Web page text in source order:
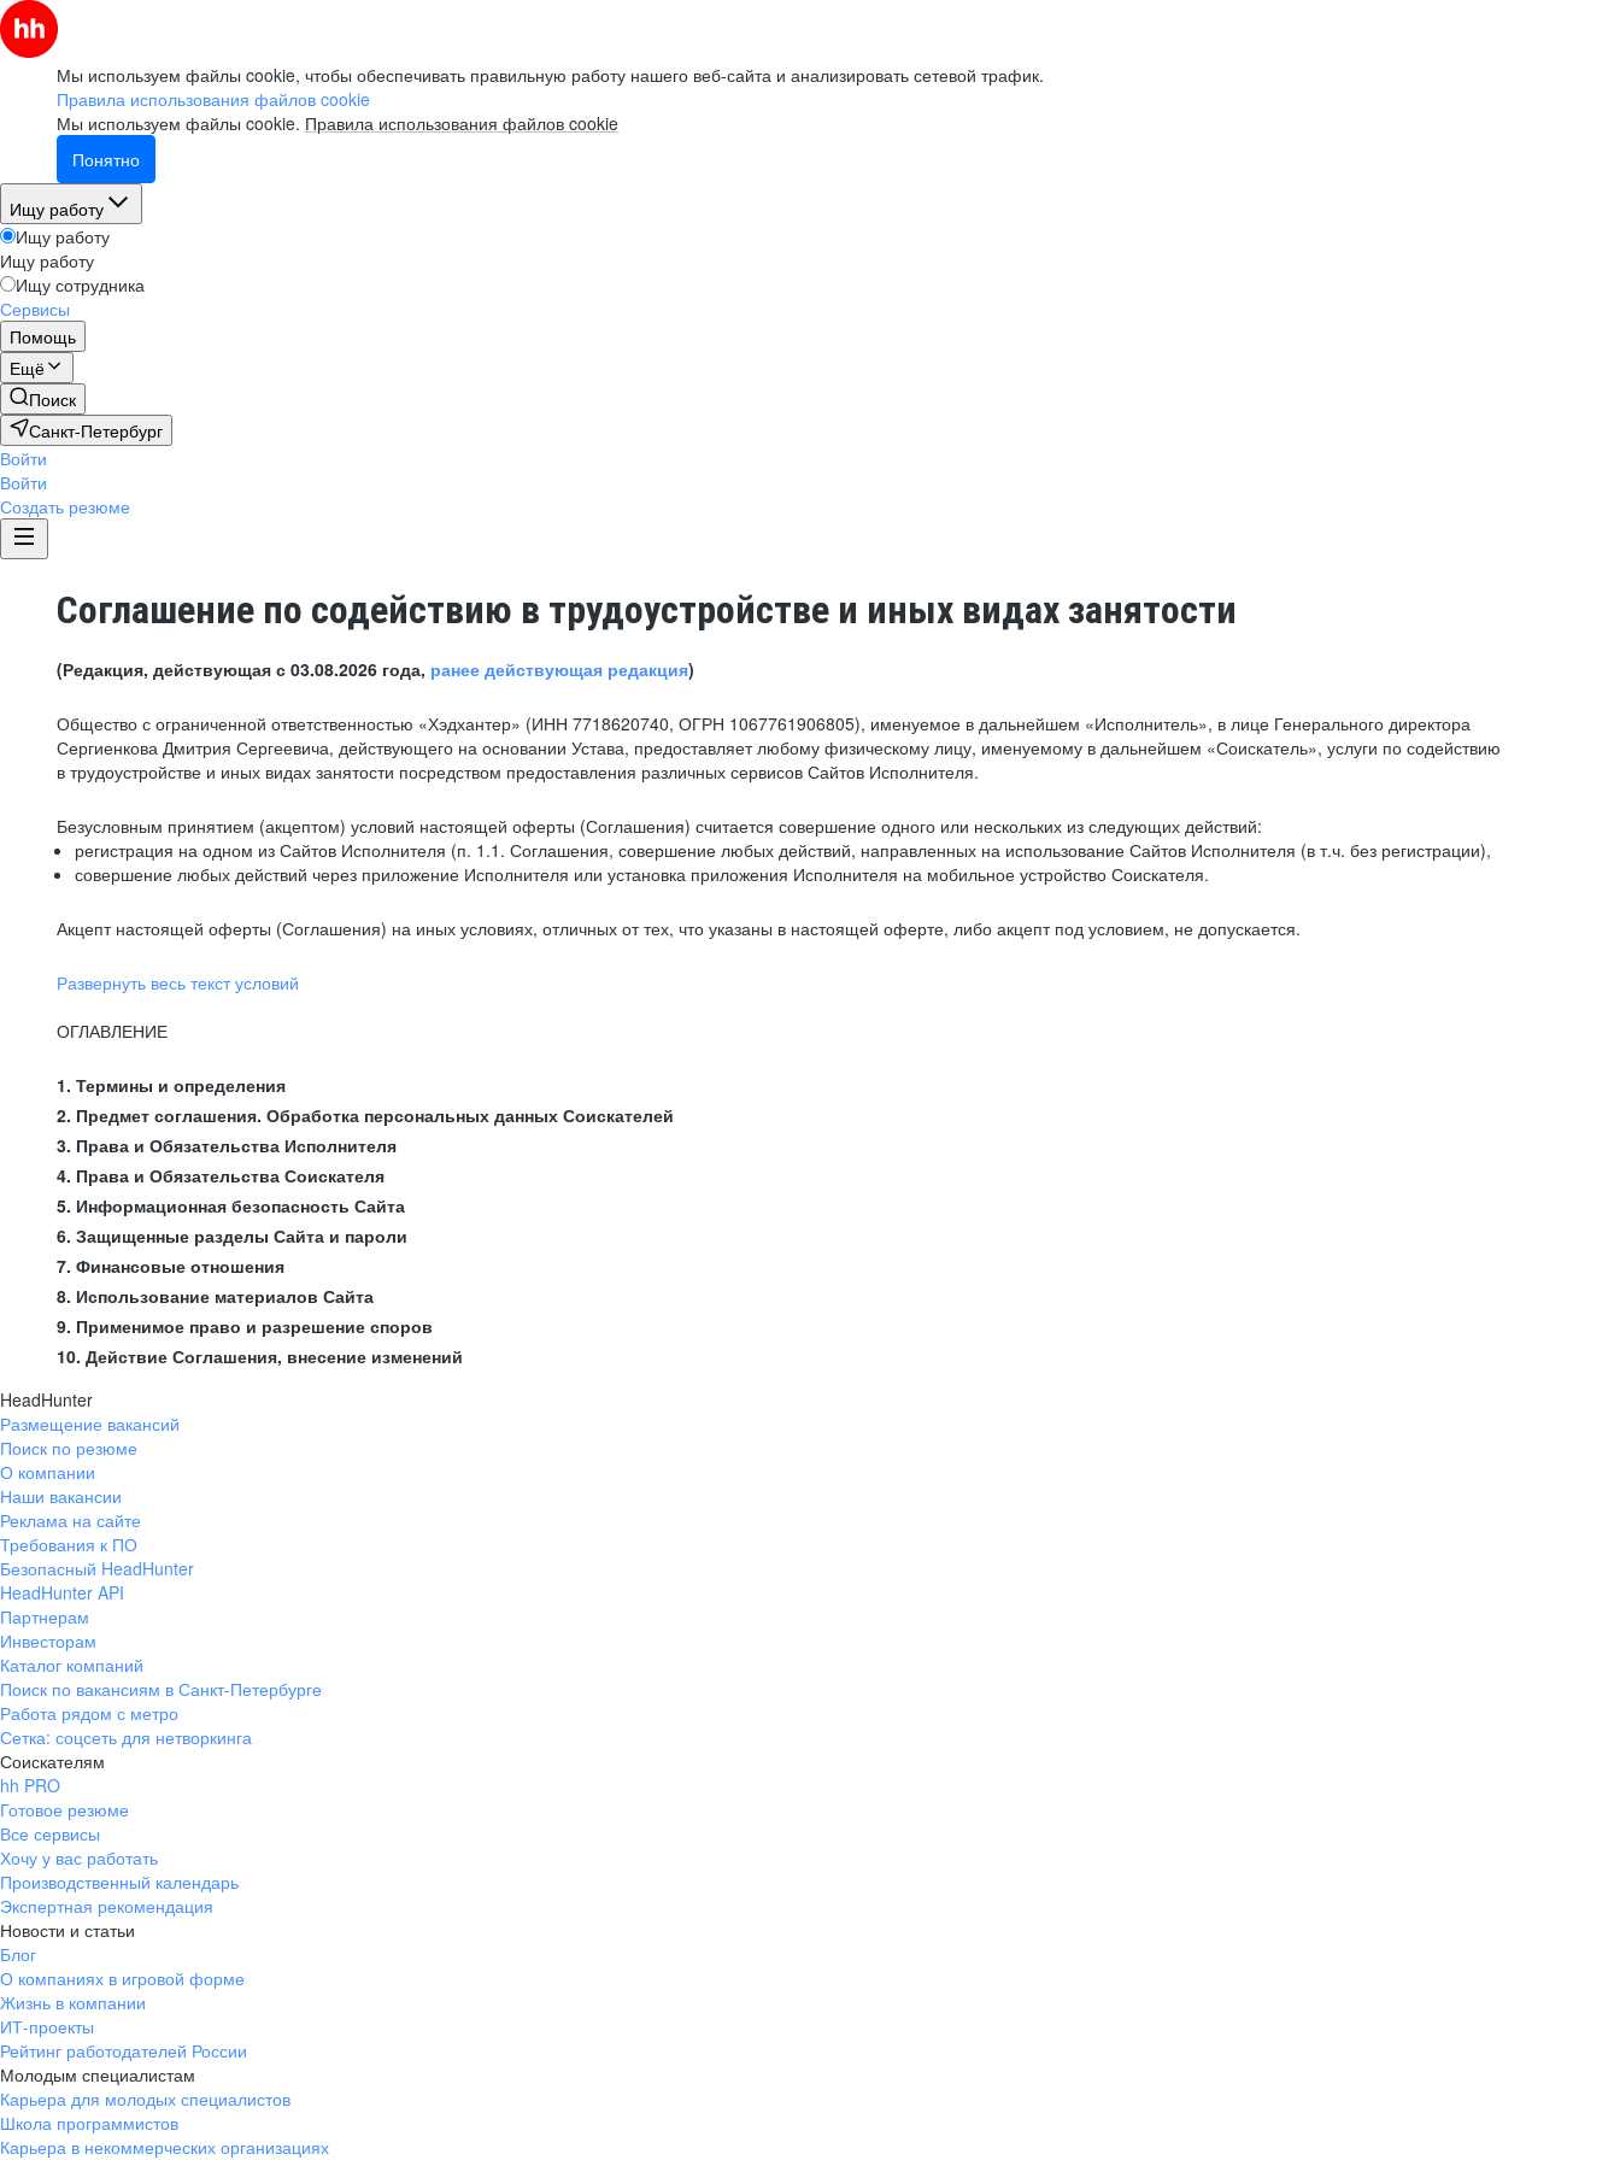
Мы используем файлы cookie, чтобы обеспечивать правильную работу нашего веб-сайта и анализировать сетевой трафик.
Правила использования файлов cookie
Мы используем файлы cookie. Правила использования файлов cookie
Понятно
Ищу работу
Ищу работу
Ищу работу
Ищу сотрудника
Сервисы
Помощь
Ещё
Поиск
Санкт-Петербург
Войти
Войти
Создать резюме
Соглашение по содействию в трудоустройстве и иных видах занятости
(Редакция, действующая с 03.08.2026 года, ранее действующая редакция)
Общество с ограниченной ответственностью «Хэдхантер» (ИНН 7718620740, ОГРН 1067761906805), именуемое в дальнейшем «Исполнитель», в лице Генерального директора
Сергиенкова Дмитрия Сергеевича, действующего на основании Устава, предоставляет любому физическому лицу, именуемому в дальнейшем «Соискатель», услуги по содействию
в трудоустройстве и иных видах занятости посредством предоставления различных сервисов Сайтов Исполнителя.
Безусловным принятием (акцептом) условий настоящей оферты (Соглашения) считается совершение одного или нескольких из следующих действий:
регистрация на одном из Сайтов Исполнителя (п. 1.1. Соглашения, совершение любых действий, направленных на использование Сайтов Исполнителя (в т.ч. без регистрации),
совершение любых действий через приложение Исполнителя или установка приложения Исполнителя на мобильное устройство Соискателя.
Акцепт настоящей оферты (Соглашения) на иных условиях, отличных от тех, что указаны в настоящей оферте, либо акцепт под условием, не допускается.
Развернуть весь текст условий
ОГЛАВЛЕНИЕ
1. Термины и определения
2. Предмет соглашения. Обработка персональных данных Соискателей
3. Права и Обязательства Исполнителя
4. Права и Обязательства Соискателя
5. Информационная безопасность Сайта
6. Защищенные разделы Сайта и пароли
7. Финансовые отношения
8. Использование материалов Сайта
9. Применимое право и разрешение споров
10. Действие Соглашения, внесение изменений
HeadHunter
Размещение вакансий
Поиск по резюме
О компании
Наши вакансии
Реклама на сайте
Требования к ПО
Безопасный HeadHunter
HeadHunter API
Партнерам
Инвесторам
Каталог компаний
Поиск по вакансиям в Санкт-Петербурге
Работа рядом с метро
Сетка: соцсеть для нетворкинга
Соискателям
hh PRO
Готовое резюме
Все сервисы
Хочу у вас работать
Производственный календарь
Экспертная рекомендация
Новости и статьи
Блог
О компаниях в игровой форме
Жизнь в компании
ИТ-проекты
Рейтинг работодателей России
Молодым специалистам
Карьера для молодых специалистов
Школа программистов
Карьера в некоммерческих организациях